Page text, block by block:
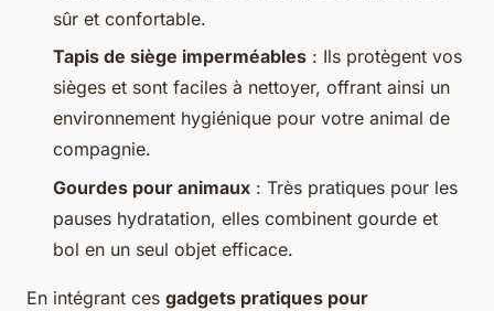
sûr et confortable.
Tapis de siège imperméables : Ils protègent vos
sièges et sont faciles à nettoyer, offrant ainsi un
environnement hygiénique pour votre animal de
compagnie.
Gourdes pour animaux : Très pratiques pour les
pauses hydratation, elles combinent gourde et
bol en un seul objet efficace.
En intégrant ces gadgets pratiques pour